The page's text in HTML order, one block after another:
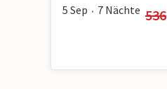
5 Sep • 7 Nächte 536